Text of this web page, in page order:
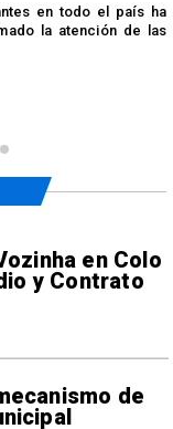
en todo el país ha
la atención de las
en Colo
y Contrato
de